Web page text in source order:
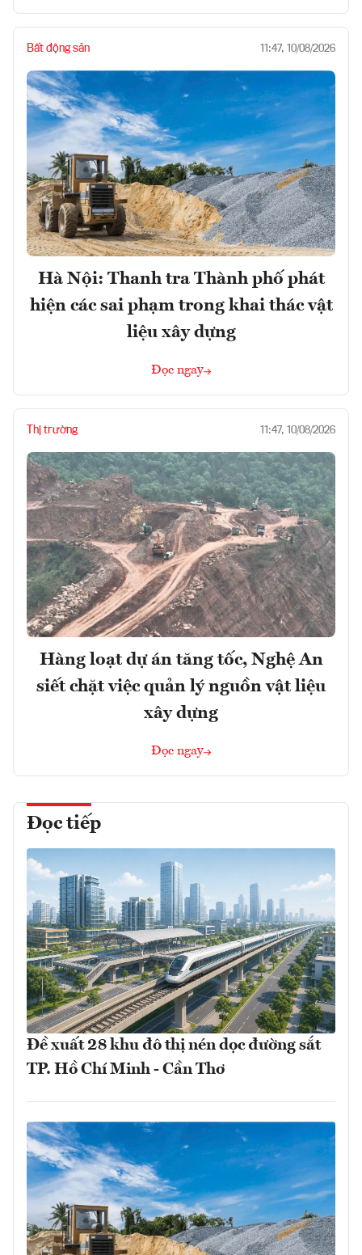
Bất động sản 11:47, 10/08/2026
Hà Nội: Thanh tra Thành phố phát
hiện các sai phạm trong khai thác vật
liệu xây dựng
Đọc ngay
Thị trường 11:47, 10/08/2026
Hàng loạt dự án tăng tốc, Nghệ An
siết chặt việc quản lý nguồn vật liệu
xây dựng
Đọc ngay
Đọc tiếp
Đề xuất 28 khu đô thị nén dọc đường sắt
TP. Hồ Chí Minh - Cần Thơ